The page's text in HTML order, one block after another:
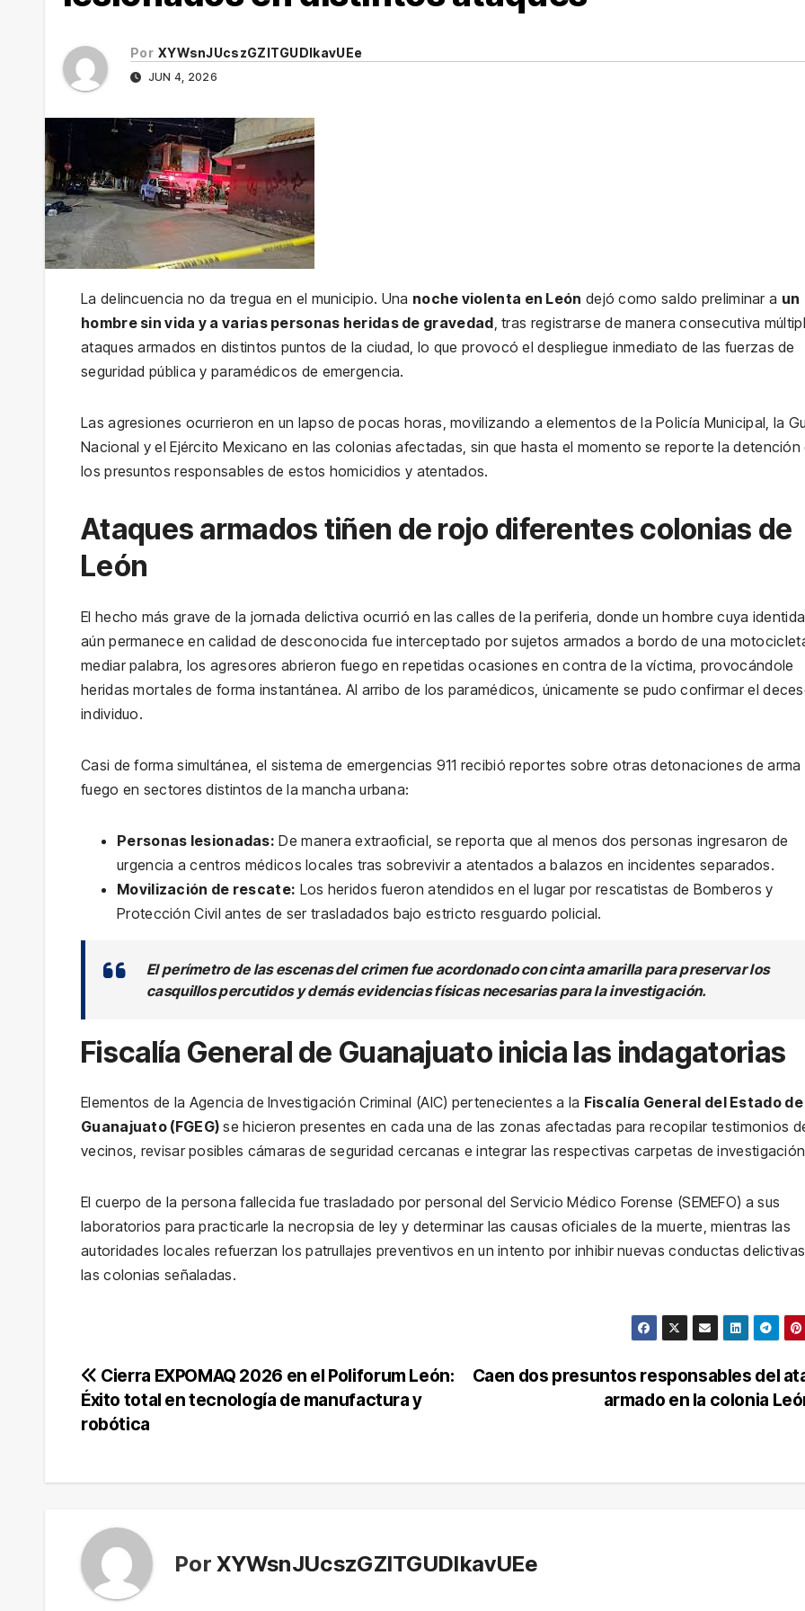
Por XYWsnJUcszGZITGUDlkavUEe
JUN 4, 2026
La delincuencia no da tregua en el municipio. Una noche violenta en León dejó como saldo preliminar a un
hombre sin vida y a varias personas heridas de gravedad, tras registrarse de manera consecutiva
ataques armados en distintos puntos de la ciudad, lo que provocó el despliegue inmediato de las fuerzas de
seguridad pública y paramédicos de emergencia.
Las agresiones ocurrieron en un lapso de pocas horas, movilizando a elementos de la Policía Municipal, la
Nacional y el Ejército Mexicano en las colonias afectadas, sin que hasta el momento se reporte la detención
los presuntos responsables de estos homicidios y atentados.
Ataques armados tiñen de rojo diferentes colonias de
León
El hecho más grave de la jornada delictiva ocurrió en las calles de la periferia, donde un hombre cuya
aún permanece en calidad de desconocida fue interceptado por sujetos armados a bordo de una
mediar palabra, los agresores abrieron fuego en repetidas ocasiones en contra de la víctima, provocándole
heridas mortales de forma instantánea. Al arribo de los paramédicos, únicamente se pudo confirmar el
individuo.
Casi de forma simultánea, el sistema de emergencias 911 recibió reportes sobre otras detonaciones de arma
fuego en sectores distintos de la mancha urbana:
Personas lesionadas: De manera extraoficial, se reporta que al menos dos personas ingresaron de
urgencia a centros médicos locales tras sobrevivir a atentados a balazos en incidentes separados.
Movilización de rescate: Los heridos fueron atendidos en el lugar por rescatistas de Bomberos y
Protección Civil antes de ser trasladados bajo estricto resguardo policial.
El perímetro de las escenas del crimen fue acordonado con cinta amarilla para preservar los
casquillos percutidos y demás evidencias físicas necesarias para la investigación.
Fiscalía General de Guanajuato inicia las indagatorias
Elementos de la Agencia de Investigación Criminal (AIC) pertenecientes a la Fiscalía General del Estado de
Guanajuato (FGEG) se hicieron presentes en cada una de las zonas afectadas para recopilar testimonios
vecinos, revisar posibles cámaras de seguridad cercanas e integrar las respectivas carpetas de
El cuerpo de la persona fallecida fue trasladado por personal del Servicio Médico Forense (SEMEFO) a sus
laboratorios para practicarle la necropsia de ley y determinar las causas oficiales de la muerte, mientras las
autoridades locales refuerzan los patrullajes preventivos en un intento por inhibir nuevas conductas
las colonias señaladas.
Navegación
de
Caen dos presuntos responsables del
armado en la colonia
Cierra EXPOMAQ 2026 en el Poliforum León:
Éxito total en tecnología de manufactura y
robótica
PorXYWsnJUcszGZITGUDlkavUEe